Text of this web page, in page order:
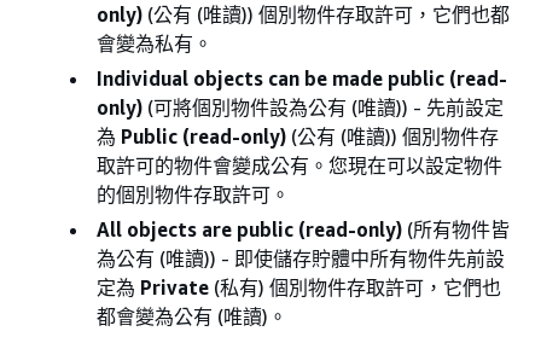
only) (公有 (唯讀)) 個別物件存取許可，它們也都
會變為私有。
Individual objects can be made public (read-
only) (可將個別物件設為公有 (唯讀)) - 先前設定
為 Public (read-only) (公有 (唯讀)) 個別物件存
取許可的物件會變成公有。您現在可以設定物件
的個別物件存取許可。
All objects are public (read-only) (所有物件皆
為公有 (唯讀)) - 即使儲存貯體中所有物件先前設
定為 Private (私有) 個別物件存取許可，它們也
都會變為公有 (唯讀)。